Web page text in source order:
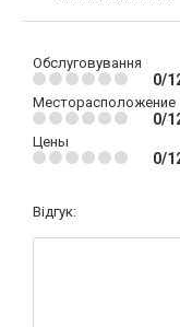
Обслуговування
0/
Месторасположение
0/
Цены
0/
Відгук: